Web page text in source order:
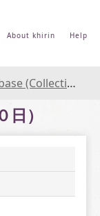
About khirin Help
Museum of Japanese History)
）